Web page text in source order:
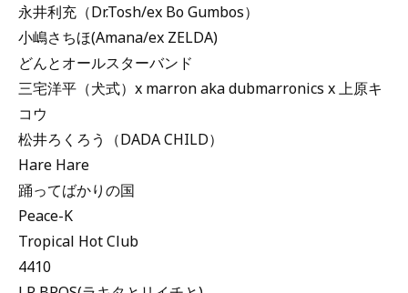
永井利充（Dr.Tosh/ex Bo Gumbos）
小嶋さちほ(Amana/ex ZELDA)
どんとオールスターバンド
三宅洋平（犬式）x marron aka dubmarronics x 上原キ
コウ
松井ろくろう（DADA CHILD）
Hare Hare
踊ってばかりの国
Peace-K
Tropical Hot Club
4410